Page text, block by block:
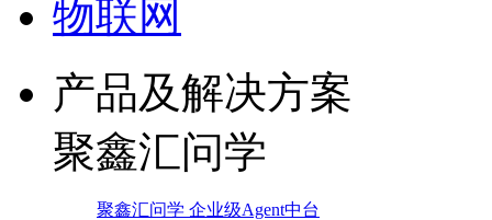
物联网
产品及解决方案
聚鑫汇问学
聚鑫汇问学 企业级Agent中台